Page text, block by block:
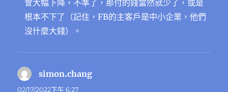
會大幅下降，不準了，那付的錢當然就少了，或是
根本不下了（記住，FB的主客戶是中小企業，他們
沒什麼大錢）。
simon.chang
02/17/2022下午 6:27